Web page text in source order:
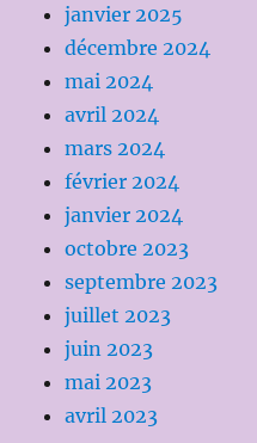
janvier 2025
décembre 2024
mai 2024
avril 2024
mars 2024
février 2024
janvier 2024
octobre 2023
septembre 2023
juillet 2023
juin 2023
mai 2023
avril 2023